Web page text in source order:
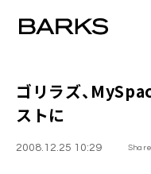
ゴリラズ、
ストに
2008.12.25 10:29 Share